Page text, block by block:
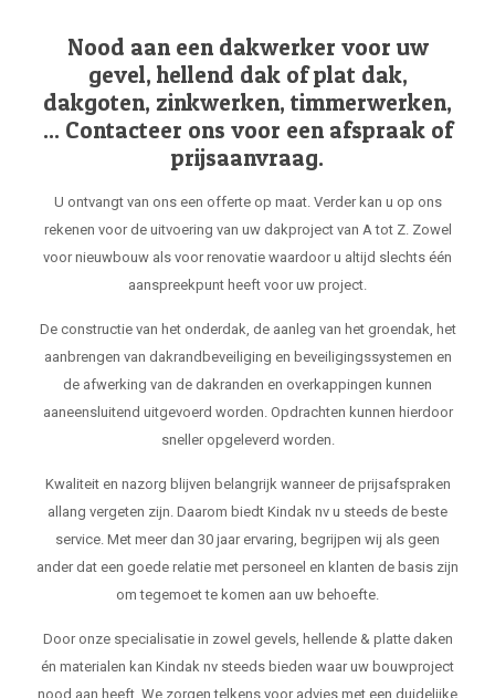
Nood aan een dakwerker voor uw
gevel, hellend dak of plat dak,
dakgoten, zinkwerken, timmerwerken,
... Contacteer ons voor een afspraak of
prijsaanvraag.
U ontvangt van ons een offerte op maat. Verder kan u op ons
rekenen voor de uitvoering van uw dakproject van A tot Z. Zowel
voor nieuwbouw als voor renovatie waardoor u altijd slechts één
aanspreekpunt heeft voor uw project.
De constructie van het onderdak, de aanleg van het groendak, het
aanbrengen van dakrandbeveiliging en beveiligingssystemen en
de afwerking van de dakranden en overkappingen kunnen
aaneensluitend uitgevoerd worden. Opdrachten kunnen hierdoor
sneller opgeleverd worden.
Kwaliteit en nazorg blijven belangrijk wanneer de prijsafspraken
allang vergeten zijn. Daarom biedt Kindak nv u steeds de beste
service. Met meer dan 30 jaar ervaring, begrijpen wij als geen
ander dat een goede relatie met personeel en klanten de basis zijn
om tegemoet te komen aan uw behoefte.
Door onze specialisatie in zowel gevels, hellende & platte daken
én materialen kan Kindak nv steeds bieden waar uw bouwproject
nood aan heeft. We zorgen telkens voor advies met een duidelijke